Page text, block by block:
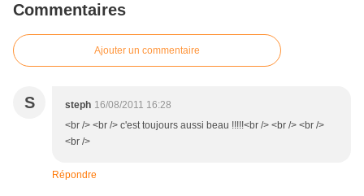
Commentaires
Ajouter un commentaire
S steph 16/08/2011 16:28
<br /> <br /> c'est toujours aussi beau !!!!!<br /> <br /> <br />
<br />
Répondre